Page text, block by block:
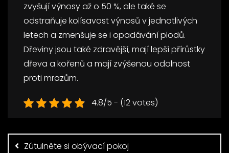
zvyšují výnosy až o 50 %, ale také se
odstraňuje kolísavost výnosů v jednotlivých
letech a zmenšuje se i opadávání plodů.
Dřeviny jsou také zdravější, mají lepší přírůstky
dřeva a kořenů a mají zvýšenou odolnost
proti mrazům.
4.8/5 - (12 votes)
pro
příspěvek
Zútulněte si obývací pokoj